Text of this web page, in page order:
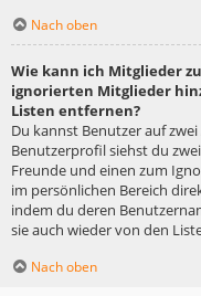
Nach oben
Wie kann ich Mitglieder
ignorierten Mitglieder
Listen entfernen?
Du kannst Benutzer auf
Benutzerprofil siehst du
Freunde und einen zum
im persönlichen Bereich
indem du deren
sie auch wieder von den
Nach oben